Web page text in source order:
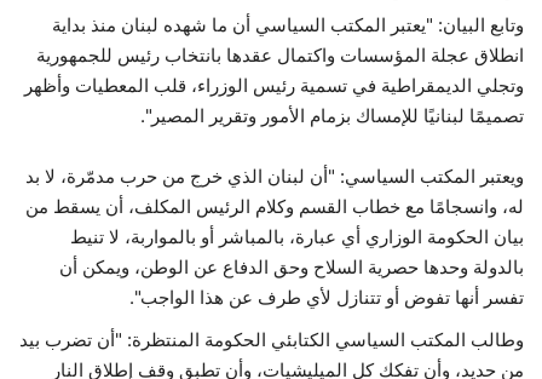
وتابع البيان: "يعتبر المكتب السياسي أن ما شهده لبنان منذ بداية
انطلاق عجلة المؤسسات واكتمال عقدها بانتخاب رئيس للجمهورية
وتجلي الديمقراطية في تسمية رئيس الوزراء، قلب المعطيات وأظهر
تصميمًا لبنانيًا للإمساك بزمام الأمور وتقرير المصير".
ويعتبر المكتب السياسي: "أن لبنان الذي خرج من حرب مدمّرة، لا بد
له، وانسجامًا مع خطاب القسم وكلام الرئيس المكلف، أن يسقط من
بيان الحكومة الوزاري أي عبارة، بالمباشر أو بالمواربة، لا تنيط
بالدولة وحدها حصرية السلاح وحق الدفاع عن الوطن، ويمكن أن
تفسر أنها تفوض أو تتنازل لأي طرف عن هذا الواجب".
وطالب المكتب السياسي الكتابئي الحكومة المنتظرة: "أن تضرب بيد
من حديد، وأن تفكك كل الميليشيات، وأن تطبق وقف إطلاق النار